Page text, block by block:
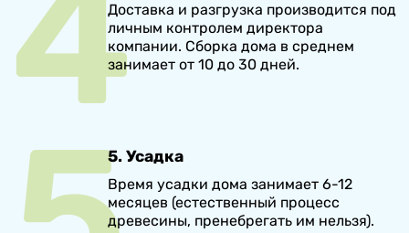
Доставка и разгрузка производится под
личным контролем директора
компании. Сборка дома в среднем
занимает от 10 до 30 дней.
5. Усадка
Время усадки дома занимает 6-12
месяцев (естественный процесс
древесины, пренебрегать им нельзя).